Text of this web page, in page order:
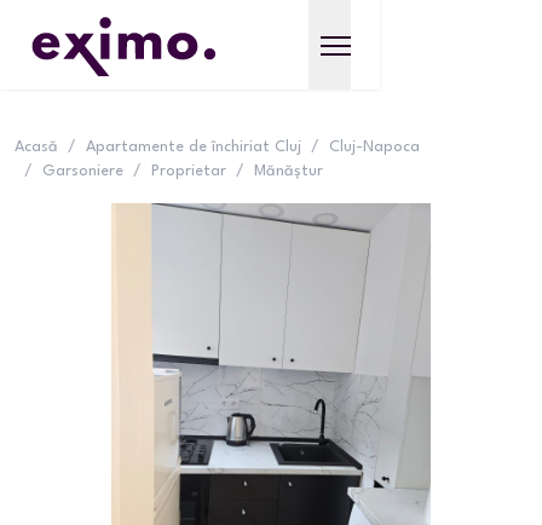
Acasă / Apartamente de închiriat Cluj /
Cluj-Napoca
/
Garsoniere / Proprietar / Mănăștur